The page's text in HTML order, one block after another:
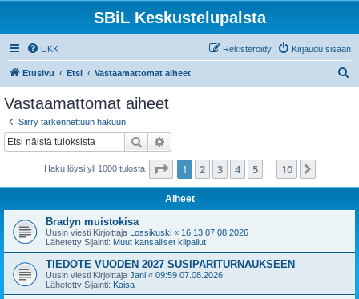
SBiL Keskustelupalsta
UKK Kirjaudu sisään
Rekisteröidy
Etusivu Etsi Vastaamattomat aiheet
Vastaamattomat aiheet
Siirry tarkennettuun hakuun
Etsi
Haku löysi yli 1000 tulosta Sivu /10
1 2 3 4 5 10
Aiheet
Bradyn muistokisa
Uusin viesti Kirjoittaja Lossikuski « 16:13 07.08.2026
Lähetetty Sijainti: Muut kansalliset kilpailut
TIEDOTE VUODEN 2027 SUSIPARITURNAUKSEEN
Uusin viesti Kirjoittaja Jani « 09:59 07.08.2026
Lähetetty Sijainti: Kaisa